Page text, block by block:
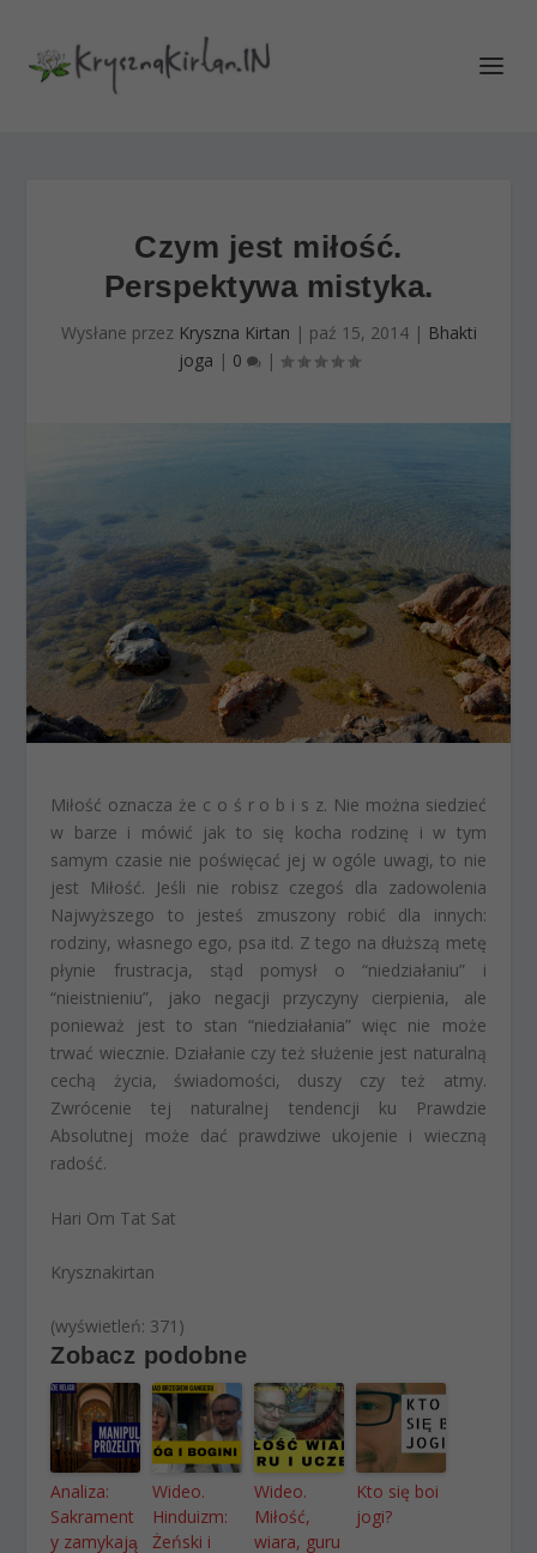
Czym jest miłość.
Perspektywa mistyka.
Wysłane przez Kryszna Kirtan | paź 15, 2014| Bhakti
joga | 0 |
Miłość oznacza że c o ś r o b i s z. Nie można siedzieć
w barze i mówić jak to się kocha rodzinę i w tym
samym czasie nie poświęcać jej w ogóle uwagi, to nie
jest Miłość. Jeśli nie robisz czegoś dla zadowolenia
Najwyższego to jesteś zmuszony robić dla innych:
rodziny, własnego ego, psa itd. Z tego na dłuższą metę
płynie frustracja, stąd pomysł o “niedziałaniu” i
“nieistnieniu”, jako negacji przyczyny cierpienia, ale
ponieważ jest to stan “niedziałania” więc nie może
trwać wiecznie. Działanie czy też służenie jest naturalną
cechą życia, świadomości, duszy czy też atmy.
Zwrócenie tej naturalnej tendencji ku Prawdzie
Absolutnej może dać prawdziwe ukojenie i wieczną
radość.
Hari Om Tat Sat
Krysznakirtan
(wyświetleń: 371)
Zobacz podobne
Analiza:
Sakrament
y zamykają
Wideo.
Hinduizm:
Żeński i
Wideo.
Miłość,
wiara, guru
Kto się boi
jogi?